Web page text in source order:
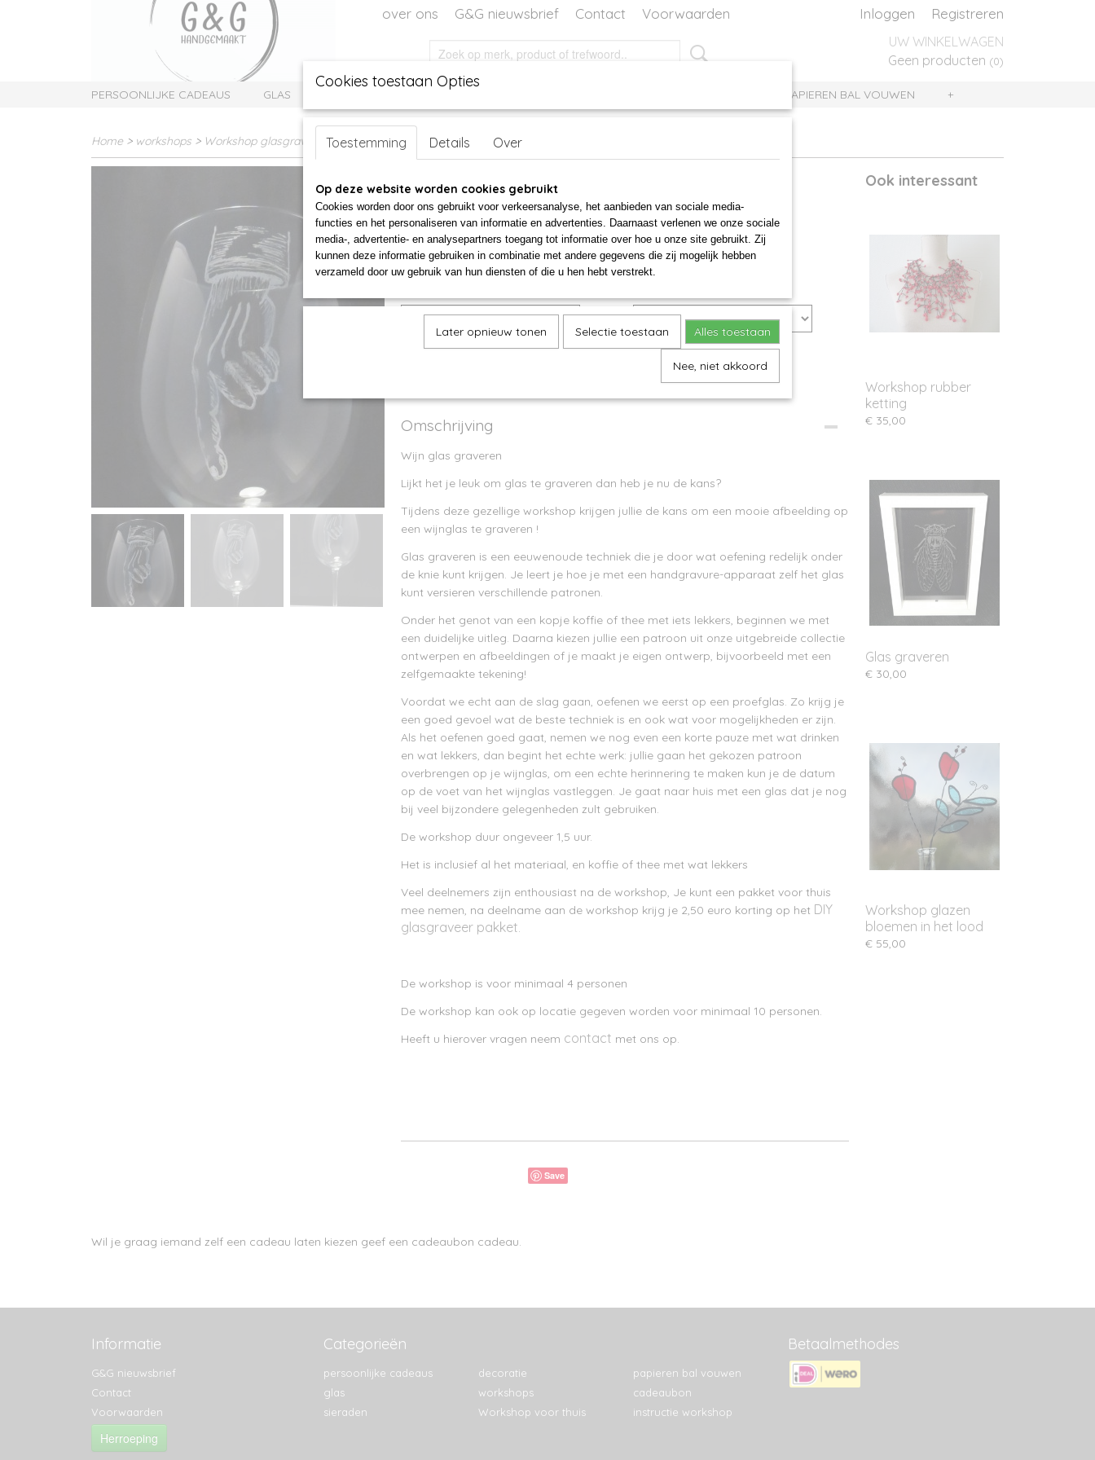
over ons G&G nieuwsbrief Contact Voorwaarden Inloggen Registreren
UW WINKELWAGEN
Geen producten (0)
PERSOONLIJKE CADEAUS GLAS DECORATIE PAPIEREN BAL VOUWEN +
Home > workshops > Workshop glasgraveren>Wijn glas graveren
Wijn glas graveren
€ 35,00 per stuk
Minimum aantal is 4 voor€ 140,00
Op voorraad
Omschrijving
Wijn glas graveren
Lijkt het je leuk om glas te graveren dan heb je nu de kans?
Tijdens deze gezellige workshop krijgen jullie de kans om een mooie afbeelding op
een wijnglas te graveren !
Glas graveren is een eeuwenoude techniek die je door wat oefening redelijk onder
de knie kunt krijgen. Je leert je hoe je met een handgravure-apparaat zelf het glas
kunt versieren verschillende patronen.
Onder het genot van een kopje koffie of thee met iets lekkers, beginnen we met
een duidelijke uitleg. Daarna kiezen jullie een patroon uit onze uitgebreide collectie
ontwerpen en afbeeldingen of je maakt je eigen ontwerp, bijvoorbeeld met een
zelfgemaakte tekening!
Voordat we echt aan de slag gaan, oefenen we eerst op een proefglas. Zo krijg je
een goed gevoel wat de beste techniek is en ook wat voor mogelijkheden er zijn.
Als het oefenen goed gaat, nemen we nog even een korte pauze met wat drinken
en wat lekkers, dan begint het echte werk: jullie gaan het gekozen patroon
overbrengen op je wijnglas, om een echte herinnering te maken kun je de datum
op de voet van het wijnglas vastleggen. Je gaat naar huis met een glas dat je nog
bij veel bijzondere gelegenheden zult gebruiken.
De workshop duur ongeveer 1,5 uur.
Het is inclusief al het materiaal, en koffie of thee met wat lekkers
Veel deelnemers zijn enthousiast na de workshop, Je kunt een pakket voor thuis
mee nemen, na deelname aan de workshop krijg je 2,50 euro korting op het DIY
glasgraveer pakket.
De workshop is voor minimaal 4 personen
De workshop kan ook op locatie gegeven worden voor minimaal 10 personen.
Heeft u hierover vragen neem contact met ons op.
Save
Ook interessant
Workshop rubber
ketting
€ 35,00
Glas graveren
€ 30,00
Workshop glazen
bloemen in het lood
€ 55,00
Wil je graag iemand zelf een cadeau laten kiezen geef een cadeaubon cadeau.
Informatie
G&G nieuwsbrief
Contact
Voorwaarden
Herroeping
Categorieën
persoonlijke cadeaus
glas
sieraden
decoratie
workshops
Workshop voor thuis
papieren bal vouwen
cadeaubon
instructie workshop
Betaalmethodes
Cookies toestaan Opties
Toestemming Details Over
Op deze website worden cookies gebruikt
Cookies worden door ons gebruikt voor verkeersanalyse, het aanbieden van sociale media-
functies en het personaliseren van informatie en advertenties. Daarnaast verlenen we onze sociale
media-, advertentie- en analysepartners toegang tot informatie over hoe u onze site gebruikt. Zij
kunnen deze informatie gebruiken in combinatie met andere gegevens die zij mogelijk hebben
verzameld door uw gebruik van hun diensten of die u hen hebt verstrekt.
Later opnieuw tonen Selectie toestaan Alles toestaan
Nee, niet akkoord